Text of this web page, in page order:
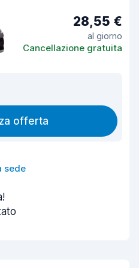
28,55 €
al giorno
Cancellazione gratuita
offerta
sede